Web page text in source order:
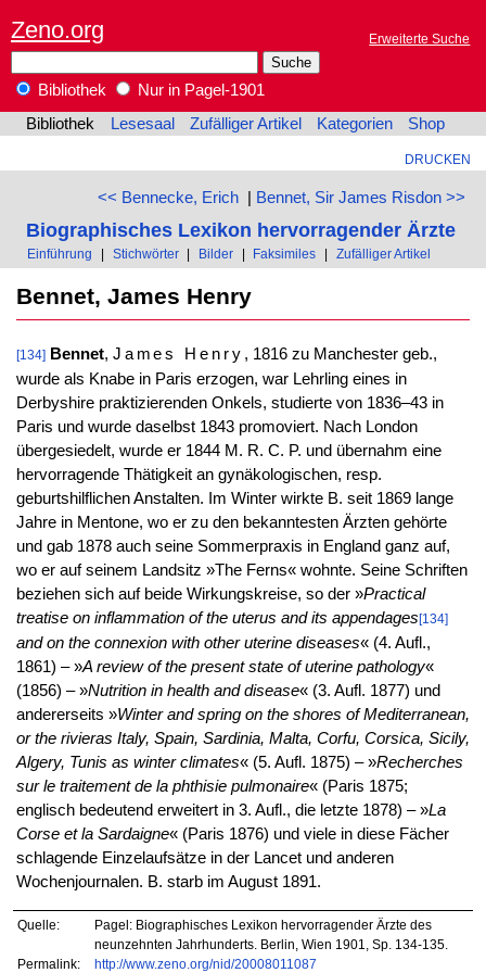
Zeno.org Erweiterte Suche
Bibliothek
Nur in Pagel-1901
Bibliothek
Lesesaal Zufälliger Artikel Kategorien Shop
DRUCKEN
<< Bennecke, Erich| Bennet, Sir James Risdon >>
Biographisches Lexikon hervorragender Ärzte
Einführung | Stichwörter | Bilder | Faksimiles | Zufälliger Artikel
Bennet, James Henry
[134] Bennet, James Henry , 1816 zu Manchester geb.,
wurde als Knabe in Paris erzogen, war Lehrling eines in
Derbyshire praktizierenden Onkels, studierte von 1836–43 in
Paris und wurde daselbst 1843 promoviert. Nach London
übergesiedelt, wurde er 1844 M. R. C. P. und übernahm eine
hervorragende Thätigkeit an gynäkologischen, resp.
geburtshilflichen Anstalten. Im Winter wirkte B. seit 1869 lange
Jahre in Mentone, wo er zu den bekanntesten Ärzten gehörte
und gab 1878 auch seine Sommerpraxis in England ganz auf,
wo er auf seinem Landsitz »The Ferns« wohnte. Seine Schriften
beziehen sich auf beide Wirkungskreise, so der »Practical
treatise on inflammation of the uterus and its appendages [134]
and on the connexion with other uterine diseases« (4. Aufl.,
1861) – »A review of the present state of uterine pathology«
(1856) – »Nutrition in health and disease« (3. Aufl. 1877) und
andererseits »Winter and spring on the shores of Mediterranean,
or the rivieras Italy, Spain, Sardinia, Malta, Corfu, Corsica, Sicily,
Algery, Tunis as winter climates« (5. Aufl. 1875) – »Recherches
sur le traitement de la phthisie pulmonaire« (Paris 1875;
englisch bedeutend erweitert in 3. Aufl., die letzte 1878) – »La
Corse et la Sardaigne« (Paris 1876) und viele in diese Fächer
schlagende Einzelaufsätze in der Lancet und anderen
Wochenjournalen. B. starb im August 1891.
Quelle:
Pagel: Biographisches Lexikon hervorragender Ärzte des
neunzehnten Jahrhunderts. Berlin, Wien 1901, Sp. 134-135.
Permalink:
http://www.zeno.org/nid/20008011087